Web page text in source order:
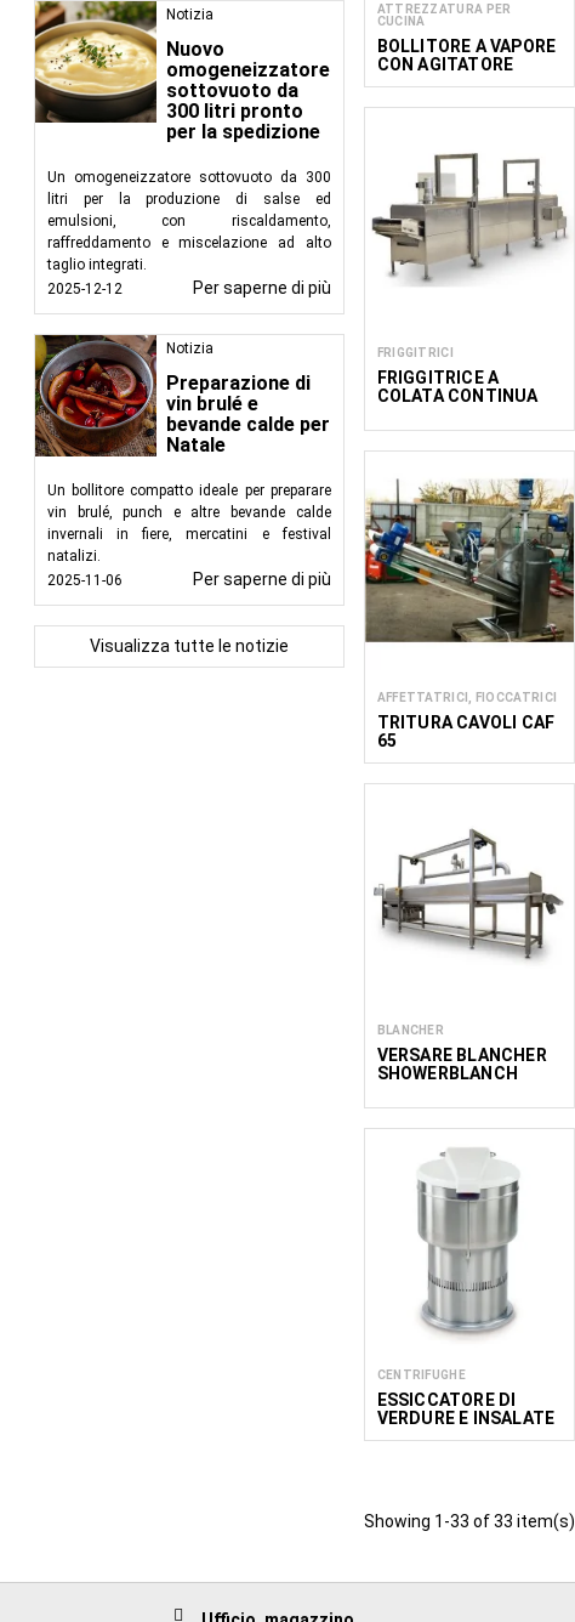
Notizia
Nuovo
omogeneizzatore
sottovuoto da
300 litri pronto
per la spedizione
Un omogeneizzatore sottovuoto da 300
litri per la produzione di salse ed
emulsioni, con riscaldamento,
raffreddamento e miscelazione ad alto
taglio integrati.
2025-12-12
Per saperne di più
Notizia
Preparazione di
vin brulé e
bevande calde per
Natale
Un bollitore compatto ideale per preparare
vin brulé, punch e altre bevande calde
invernali in fiere, mercatini e festival
natalizi.
2025-11-06
Per saperne di più
Visualizza tutte le notizie
ATTREZZATURA PER
CUCINA
BOLLITORE A VAPORE
CON AGITATORE
WLMMS
FRIGGITRICI
FRIGGITRICE A
COLATA CONTINUA
AFFETTATRICI, FIOCCATRICI
TRITURA CAVOLI CAF
65
BLANCHER
VERSARE BLANCHER
SHOWERBLANCH
CENTRIFUGHE
ESSICCATORE DI
VERDURE E INSALATE
/ CENTRIFUGA NLM
Showing 1-33 of 33 item(s)